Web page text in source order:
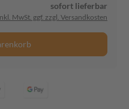
sofort lieferbar
MwSt. ggf. zzgl. Versandkosten